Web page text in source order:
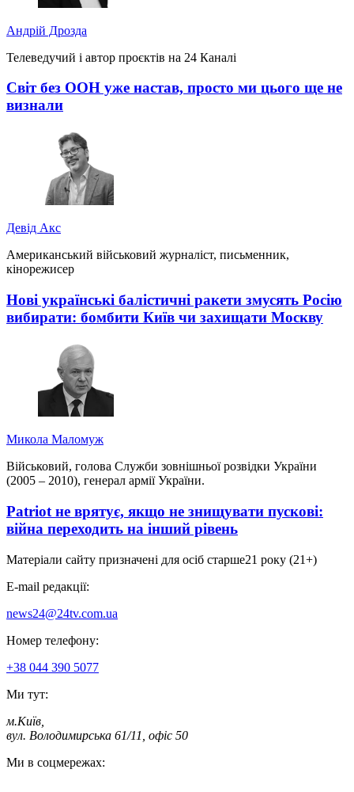
Андрій Дрозда
Телеведучий і автор проєктів на 24 Каналі
Світ без ООН уже настав, просто ми цього ще не
визнали
Девід Акс
Американський військовий журналіст, письменник,
кінорежисер
Нові українські балістичні ракети змусять Росію
вибирати: бомбити Київ чи захищати Москву
Микола Маломуж
Військовий, голова Служби зовнішньої розвідки України
(2005 – 2010), генерал армії України.
Patriot не врятує, якщо не знищувати пускові:
війна переходить на інший рівень
Матеріали сайту призначені для осіб старше21 року (21+)
E-mail редакції:
news24@24tv.com.ua
Номер телефону:
+38 044 390 5077
Ми тут:
м.Київ
вул. Володимирська 61/11, офіс 50
Ми в соцмережах: